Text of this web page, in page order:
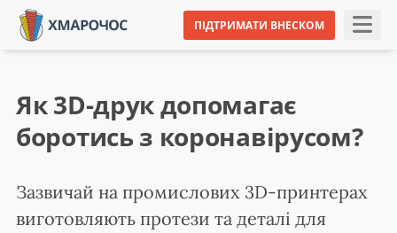
ПІДТРИМАТИ ВНЕСКОМ
Як 3D-друк допомагає
боротись з коронавірусом?
Зазвичай на промислових 3D-принтерах
виготовляють протези та деталі для